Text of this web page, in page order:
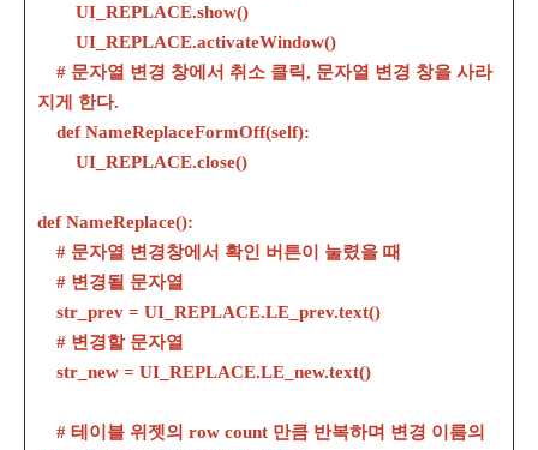
UI_REPLACE.show()
UI_REPLACE.activateWindow()
# 문자열 변경 창에서 취소 클릭, 문자열 변경 창을 사라
지게 한다.
def NameReplaceFormOff(self):
UI_REPLACE.close()
def NameReplace():
# 문자열 변경창에서 확인 버튼이 눌렸을 때
# 변경될 문자열
str_prev = UI_REPLACE.LE_prev.text()
# 변경할 문자열
str_new = UI_REPLACE.LE_new.text()
# 테이블 위젯의 row count 만큼 반복하며 변경 이름의